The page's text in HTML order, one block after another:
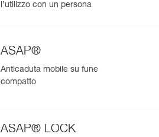
l’utilizzo con un persona
ASAP®
Anticaduta mobile su fune
compatto
ASAP® LOCK